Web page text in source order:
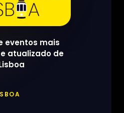
eventos mais
atualizado de